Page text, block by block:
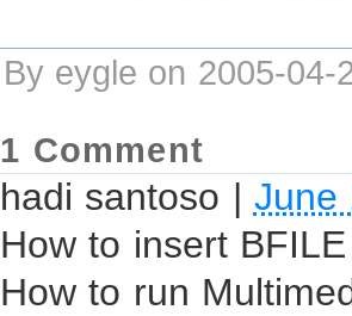
By eygle on 2005-04-
1 Comment
hadi santoso | June
How to insert
How to run